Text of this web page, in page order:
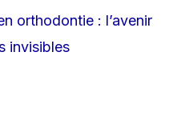
orthodontie : l’avenir
invisibles